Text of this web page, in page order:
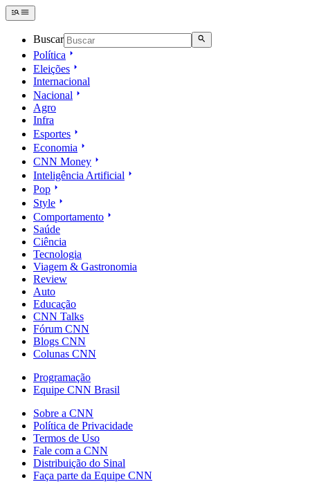
Buscar
Política
Eleições
Internacional
Nacional
Agro
Infra
Esportes
Economia
CNN Money
Inteligência Artificial
Pop
Style
Comportamento
Saúde
Ciência
Tecnologia
Viagem & Gastronomia
Review
Auto
Educação
CNN Talks
Fórum CNN
Blogs CNN
Colunas CNN
Programação
Equipe CNN Brasil
Sobre a CNN
Política de Privacidade
Termos de Uso
Fale com a CNN
Distribuição do Sinal
Faça parte da Equipe CNN